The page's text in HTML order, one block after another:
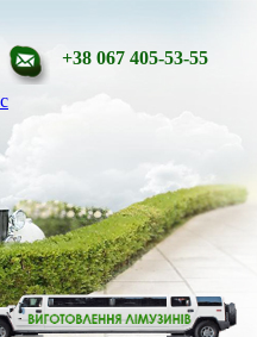
+38 067 405-53-55